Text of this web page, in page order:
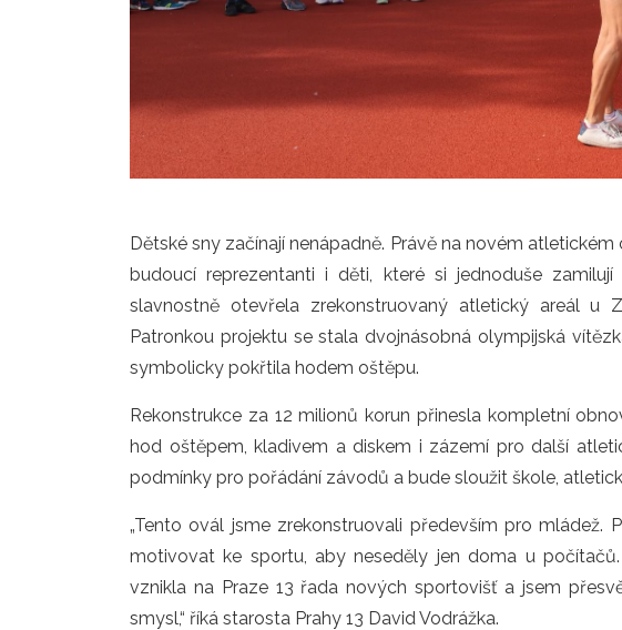
Dětské sny začínají nenápadně. Právě na novém
budoucí reprezentanti i děti, které si jednoduše
slavnostně otevřela zrekonstruovaný atletický areál u
Patronkou projektu se stala dvojnásobná olympijská
symbolicky pokřtila hodem oštěpu.
Rekonstrukce za 12 milionů korun přinesla kompletní
hod oštěpem, kladivem a diskem i zázemí pro další
podmínky pro pořádání závodů a bude sloužit škole,
„Tento ovál jsme zrekonstruovali především pro mládež.
motivovat ke sportu, aby neseděly jen doma u
vznikla na Praze 13 řada nových sportovišť a jsem
smysl,“ říká starosta Prahy 13 David Vodrážka.